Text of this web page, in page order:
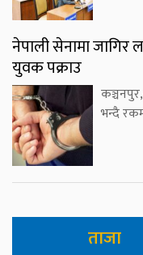
नेपाली सेनामा जागिर
युवक पक्राउ
भन्दै
ताजा